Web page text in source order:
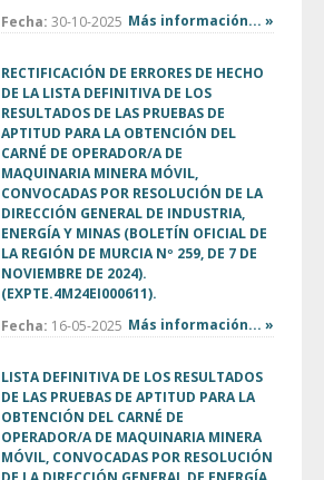
Fecha: 30-10-2025 Más información... »
RECTIFICACIÓN DE ERRORES DE HECHO
DE LA LISTA DEFINITIVA DE LOS
RESULTADOS DE LAS PRUEBAS DE
APTITUD PARA LA OBTENCIÓN DEL
CARNÉ DE OPERADOR/A DE
MAQUINARIA MINERA MÓVIL,
CONVOCADAS POR RESOLUCIÓN DE LA
DIRECCIÓN GENERAL DE INDUSTRIA,
ENERGÍA Y MINAS (BOLETÍN OFICIAL DE
LA REGIÓN DE MURCIA Nº 259, DE 7 DE
NOVIEMBRE DE 2024).
(EXPTE.4M24EI000611).
Fecha: 16-05-2025 Más información... »
LISTA DEFINITIVA DE LOS RESULTADOS
DE LAS PRUEBAS DE APTITUD PARA LA
OBTENCIÓN DEL CARNÉ DE
OPERADOR/A DE MAQUINARIA MINERA
MÓVIL, CONVOCADAS POR RESOLUCIÓN